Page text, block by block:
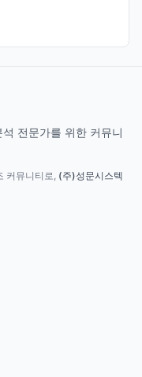
전문가를 위한 커뮤니
커뮤니티로, (주)성문시스텍